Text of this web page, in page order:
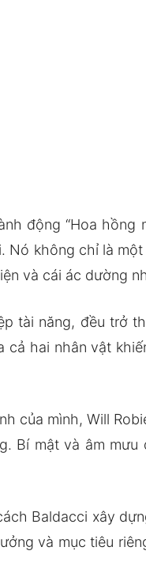
động “Hoa hồng
không chỉ là
và cái ác dường
tài năng, đều trở
hai nhân vật
của mình, Will
Bí mật và âm
Baldacci xây
và mục tiêu